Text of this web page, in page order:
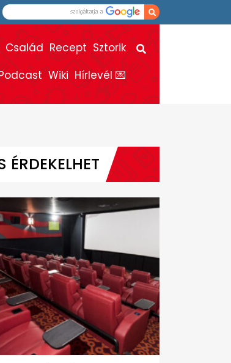
Család Recept Sztorik
Wiki Hírlevél 💌
ÉRDEKELHET